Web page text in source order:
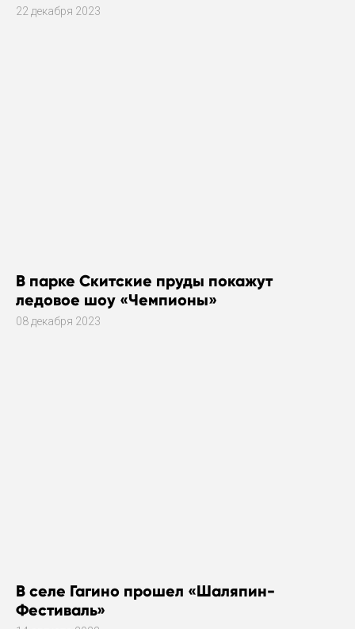
22 декабря 2023
В парке Скитские пруды покажут
ледовое шоу «Чемпионы»
08 декабря 2023
В селе Гагино прошел «Шаляпин-
Фестиваль»